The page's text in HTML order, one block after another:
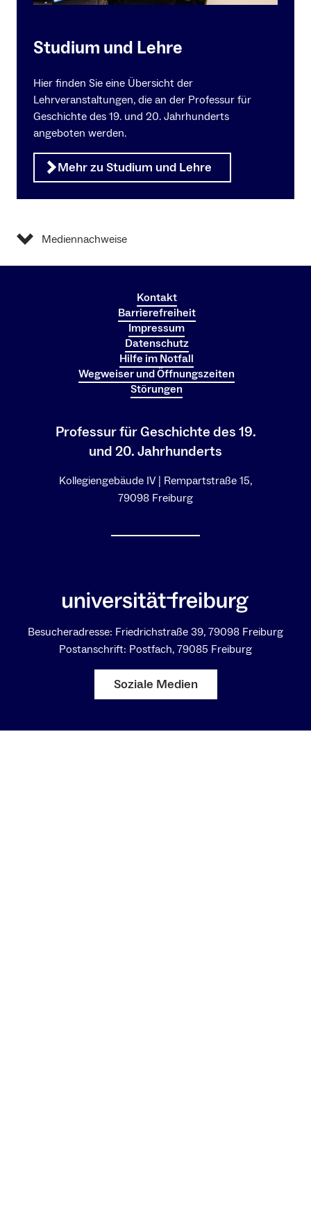
Studium und Lehre
Hier finden Sie eine Übersicht der
Lehrveranstaltungen, die an der Professur für
Geschichte des 19. und 20. Jahrhunderts
angeboten werden.
Mehr zu Studium und Lehre
Mediennachweise
Kontakt
Barrierefreiheit
Impressum
Datenschutz
Hilfe im Notfall
Wegweiser und Öffnungszeiten
Störungen
Professur für Geschichte des 19.
und 20. Jahrhunderts
Kollegiengebäude IV | Rempartstraße 15,
79098 Freiburg
Besucheradresse: Friedrichstraße 39, 79098 Freiburg
Postanschrift: Postfach, 79085 Freiburg
Soziale Medien